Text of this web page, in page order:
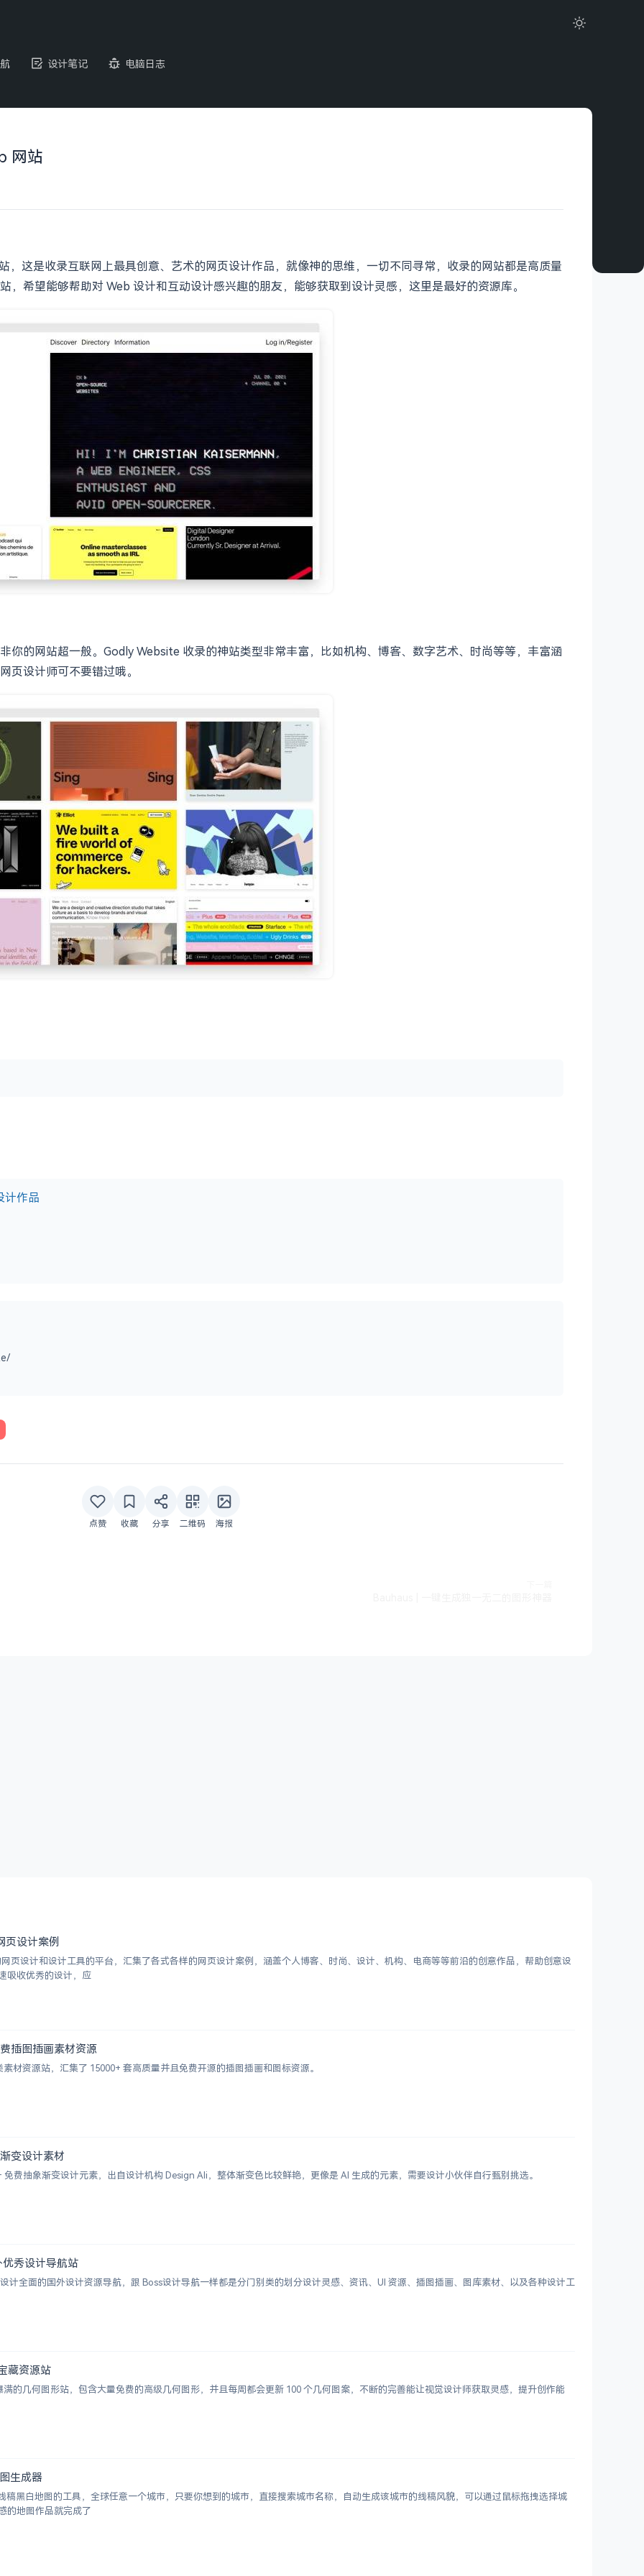
设计笔记 电脑日志
网站
，这是收录互联网上最具创意、艺术的网页设计作品，就像神的思维，一切不同寻常，收录的网站都是高质量
，希望能够帮助对 Web 设计和互动设计感兴趣的朋友，能够获取到设计灵感，这里是最好的资源库。
你的网站超一般。Godly Website 收录的神站类型非常丰富，比如机构、博客、数字艺术、时尚等等，丰富涵
页设计师可不要错过哦。
计作品
点赞 收藏 分享 二维码 海报
页设计案例
页设计和设计工具的平台，汇集了各式各样的网页设计案例，涵盖个人博客、时尚、设计、机构、电商等等前沿的创意作品，帮助创意设
吸收优秀的设计，应
插图插画素材资源
材资源站，汇集了 15000+ 套高质量并且免费开源的插图插画和图标资源。
变设计素材
费抽象渐变设计元素，出自设计机构 Design Ali，整体渐变色比较鲜艳，更像是 AI 生成的元素，需要设计小伙伴自行甄别挑选。
秀设计导航站
计全面的国外设计资源导航，跟 Boss设计导航一样都是分门别类的划分设计灵感、资讯、UI 资源、插图插画、图库素材、以及各种设计工
藏资源站
的几何图形站，包含大量免费的高级几何图形，并且每周都会更新 100 个几何图案，不断的完善能让视觉设计师获取灵感，提升创作能
生成器
稿黑白地图的工具，全球任意一个城市，只要你想到的城市，直接搜索城市名称，自动生成该城市的线稿风貌，可以通过鼠标拖拽选择城
的地图作品就完成了